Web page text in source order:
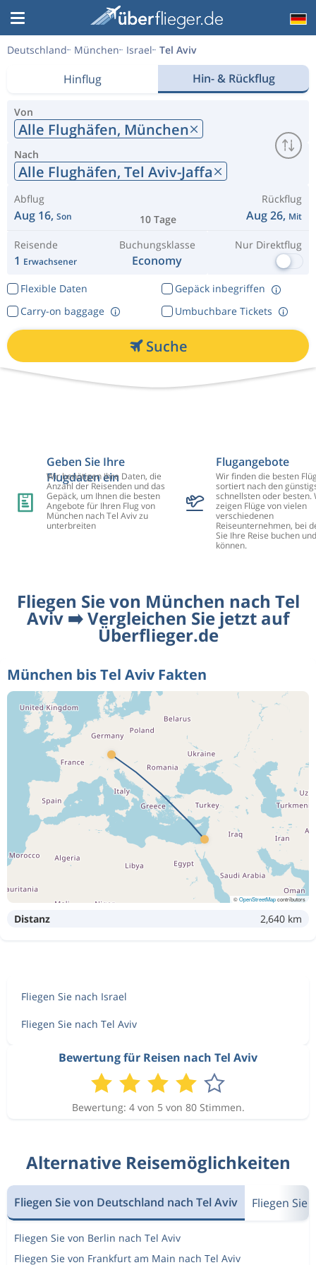
Deutschland München Israel Tel Aviv
Hinflug Hin- & Rückflug
Von
Alle Flughäfen, München
Nach
Alle Flughäfen, Tel Aviv-Jaffa
Abflug
Aug 16, Son 10 Tage
Rückflug
Aug 26, Mit
Reisende
1 Erwachsener
Buchungsklasse
Economy
Nur Direktflug
Flexible Daten
Gepäck inbegriffen
Umbuchbare Tickets
Carry-on baggage
Suche
Geben Sie Ihre
Flugdaten ein
Wir benötigen Ihre Daten, die
Anzahl der Reisenden und das
Gepäck, um Ihnen die besten
Angebote für Ihren Flug von
München nach Tel Aviv zu
unterbreiten
Flugangebote
Wir finden die besten
sortiert nach den
schnellsten oder besten.
zeigen Flüge von vielen
verschiedenen
Reiseunternehmen, bei
Sie Ihre Reise buchen
können.
Fliegen Sie von München nach Tel
Aviv ➡️ Vergleichen Sie jetzt auf
Überflieger.de
München bis Tel Aviv Fakten
©OpenStreetMapcontributors
Distanz 2,640 km
Fliegen Sie nach Israel
Fliegen Sie nach Tel Aviv
Bewertung für Reisen nach Tel Aviv
Bewertung: 4 von 5 von 80 Stimmen.
Alternative Reisemöglichkeiten
Fliegen Sie von Deutschland nach Tel Aviv Fliegen Sie
Fliegen Sie von Berlin nach Tel Aviv
Fliegen Sie von Frankfurt am Main nach Tel Aviv